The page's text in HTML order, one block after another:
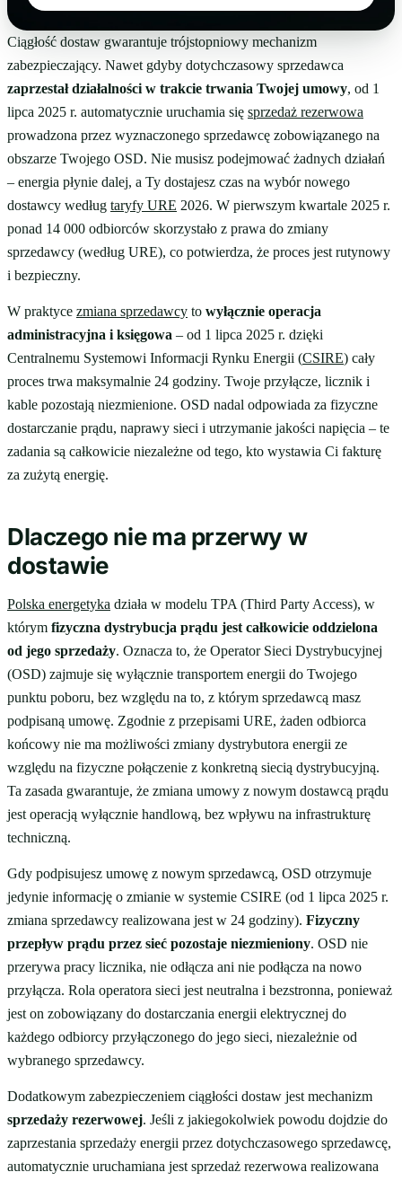
Ciągłość dostaw gwarantuje trójstopniowy mechanizm
zabezpieczający. Nawet gdyby dotychczasowy sprzedawca
zaprzestał działalności w trakcie trwania Twojej umowy, od 1
lipca 2025 r. automatycznie uruchamia się sprzedaż rezerwowa
prowadzona przez wyznaczonego sprzedawcę zobowiązanego na
obszarze Twojego OSD. Nie musisz podejmować żadnych działań
– energia płynie dalej, a Ty dostajesz czas na wybór nowego
dostawcy według taryfy URE 2026. W pierwszym kwartale 2025 r.
ponad 14 000 odbiorców skorzystało z prawa do zmiany
sprzedawcy (według URE), co potwierdza, że proces jest rutynowy
i bezpieczny.
W praktyce zmiana sprzedawcy to wyłącznie operacja
administracyjna i księgowa – od 1 lipca 2025 r. dzięki
Centralnemu Systemowi Informacji Rynku Energii (CSIRE) cały
proces trwa maksymalnie 24 godziny. Twoje przyłącze, licznik i
kable pozostają niezmienione. OSD nadal odpowiada za fizyczne
dostarczanie prądu, naprawy sieci i utrzymanie jakości napięcia – te
zadania są całkowicie niezależne od tego, kto wystawia Ci fakturę
za zużytą energię.
Dlaczego nie ma przerwy w
dostawie
Polska energetyka działa w modelu TPA (Third Party Access), w
którym fizyczna dystrybucja prądu jest całkowicie oddzielona
od jego sprzedaży. Oznacza to, że Operator Sieci Dystrybucyjnej
(OSD) zajmuje się wyłącznie transportem energii do Twojego
punktu poboru, bez względu na to, z którym sprzedawcą masz
podpisaną umowę. Zgodnie z przepisami URE, żaden odbiorca
końcowy nie ma możliwości zmiany dystrybutora energii ze
względu na fizyczne połączenie z konkretną siecią dystrybucyjną.
Ta zasada gwarantuje, że zmiana umowy z nowym dostawcą prądu
jest operacją wyłącznie handlową, bez wpływu na infrastrukturę
techniczną.
Gdy podpisujesz umowę z nowym sprzedawcą, OSD otrzymuje
jedynie informację o zmianie w systemie CSIRE (od 1 lipca 2025 r.
zmiana sprzedawcy realizowana jest w 24 godziny). Fizyczny
przepływ prądu przez sieć pozostaje niezmieniony. OSD nie
przerywa pracy licznika, nie odłącza ani nie podłącza na nowo
przyłącza. Rola operatora sieci jest neutralna i bezstronna, ponieważ
jest on zobowiązany do dostarczania energii elektrycznej do
każdego odbiorcy przyłączonego do jego sieci, niezależnie od
wybranego sprzedawcy.
Dodatkowym zabezpieczeniem ciągłości dostaw jest mechanizm
sprzedaży rezerwowej. Jeśli z jakiegokolwiek powodu dojdzie do
zaprzestania sprzedaży energii przez dotychczasowego sprzedawcę,
automatycznie uruchamiana jest sprzedaż rezerwowa realizowana